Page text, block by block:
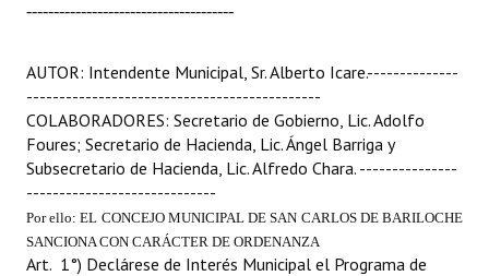
--------------------------------------
AUTOR: Intendente Municipal, Sr. Alberto Icare.--------------
---------------------------------------------
COLABORADORES: Secretario de Gobierno, Lic. Adolfo
Foures; Secretario de Hacienda, Lic. Ángel Barriga y
Subsecretario de Hacienda, Lic. Alfredo Chara. ---------------
-----------------------------
Por ello: EL CONCEJO MUNICIPAL DE SAN CARLOS DE BARILOCHE
SANCIONA CON CARÁCTER DE ORDENANZA
Art. 1°) Declárese de Interés Municipal el Programa de